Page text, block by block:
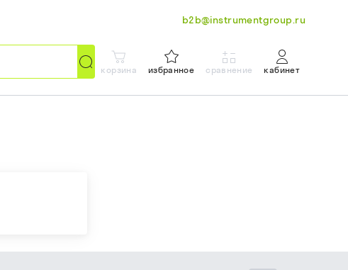
b2b@instrumentgroup.ru
корзина избранное сравнение кабинет